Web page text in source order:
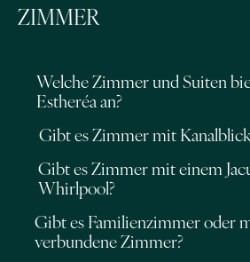
ZIMMER
Welche Zimmer und Suiten
Estheréa an?
Gibt es Zimmer mit
Gibt es Zimmer mit einem
Whirlpool?
Gibt es Familienzimmer oder
verbundene Zimmer?